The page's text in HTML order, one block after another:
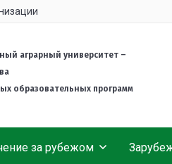
аграрный университет –
образовательных программ
за рубежом